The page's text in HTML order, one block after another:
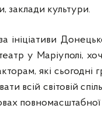
заклади культури.
ініціативи
у Маріуполі,
які
всій світовій
повномасштабної